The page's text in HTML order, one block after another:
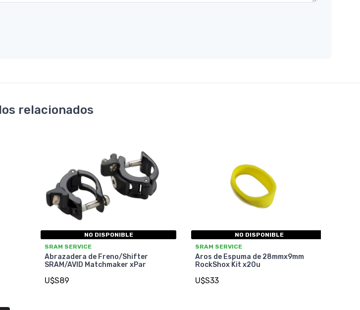
relacionados
NO DISPONIBLE
SRAM SERVICE
Abrazadera de Freno/Shifter
SRAM/AVID Matchmaker xPar
U$S89
NO DISPONIBLE
SRAM SERVICE
Aros de Espuma de 28mmx9mm
RockShox Kit x20u
U$S33